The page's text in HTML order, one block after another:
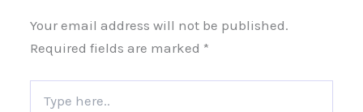
Your email address will not be published.
Required fields are marked *
here..